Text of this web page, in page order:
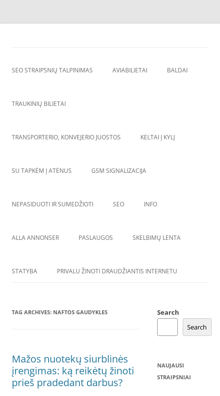
Skip
SEO STRAIPSNIŲ TALPINIMAS AVIABILIETAI BALDAI
TRAUKINIŲ BILIETAI
TRANSPORTERIO, KONVEJERIO JUOSTOS KELTAI Į KYLĮ
SU TAPKĖM Į ATĖNUS GSM SIGNALIZACIJA
NEPASIDUOTI IR SUMEDŽIOTI SEO INFO
ALLA ANNONSER PASLAUGOS SKELBIMŲ LENTA
STATYBA PRIVALU ŽINOTI DRAUDŽIANTIS INTERNETU
TAG ARCHIVES: NAFTOS GAUDYKLES
Mažos nuotekų siurblinės
įrengimas: ką reikėtų žinoti
prieš pradedant darbus?
Search
Search
NAUJAUSI
STRAIPSNIAI